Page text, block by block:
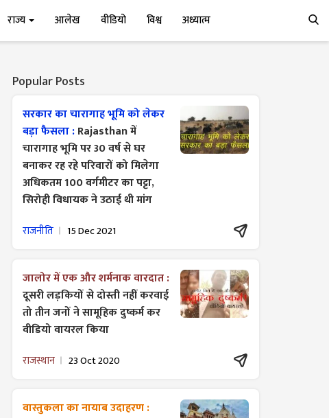
राज्य आलेख वीडियो विश्व अध्यात्म
Popular Posts
सरकार का चारागाह भूमि को लेकर
बड़ा फैसला :Rajasthan में
चारागाह भूमि पर 30 वर्ष से घर
बनाकर रह रहे परिवारों को मिलेगा
अधिकतम 100 वर्गमीटर का पट्टा,
सिरोही विधायक ने उठाई थी मांग
राजनीति 15 Dec 2021
जालोर में एक और शर्मनाक वारदात :
दूसरी लड़कियों से दोस्ती नहीं करवाई
तो तीन जनों ने सामूहिक दुष्कर्म कर
वीडियो वायरल किया
राजस्थान 23 Oct 2020
वास्तुकला का नायाब उदाहरण :